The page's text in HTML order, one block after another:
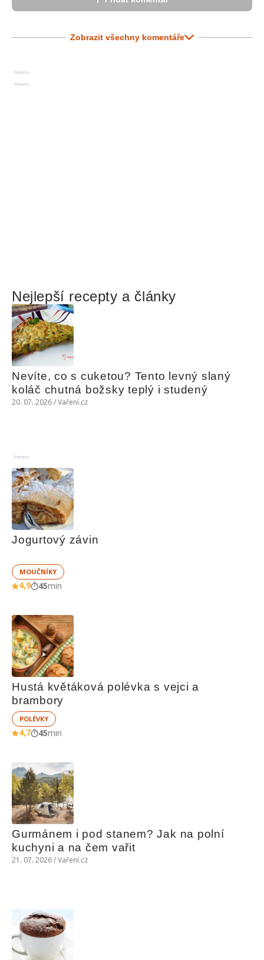
Zobrazit všechny komentáře
Reklama
Reklama
Nejlepší recepty a články
Nevíte, co s cuketou? Tento levný slaný
koláč chutná božsky teplý i studený
20. 07. 2026 / Vaření.cz
Reklama
Jogurtový závin
MOUČNÍKY
4,9 45min
Hustá květáková polévka s vejci a
brambory
POLÉVKY
4,7 45min
Gurmánem i pod stanem? Jak na polní
kuchyni a na čem vařit
21. 07. 2026 / Vaření.cz